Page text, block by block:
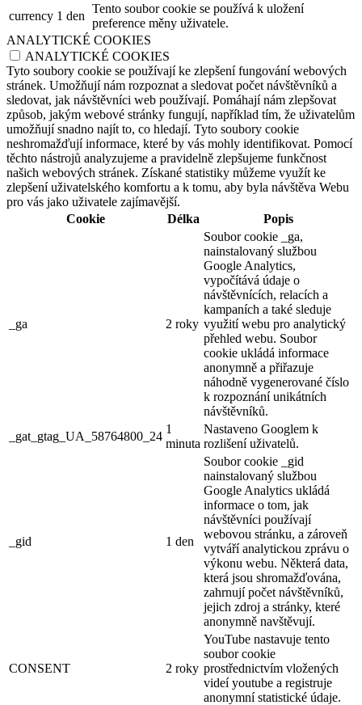
currency 1 den
Tento soubor cookie se používá k uložení
preference měny uživatele.
ANALYTICKÉ COOKIES
ANALYTICKÉ COOKIES
Tyto soubory cookie se používají ke zlepšení fungování webových
stránek. Umožňují nám rozpoznat a sledovat počet návštěvníků a
sledovat, jak návštěvníci web používají. Pomáhají nám zlepšovat
způsob, jakým webové stránky fungují, například tím, že uživatelům
umožňují snadno najít to, co hledají. Tyto soubory cookie
neshromažďují informace, které by vás mohly identifikovat. Pomocí
těchto nástrojů analyzujeme a pravidelně zlepšujeme funkčnost
našich webových stránek. Získané statistiky můžeme využít ke
zlepšení uživatelského komfortu a k tomu, aby byla návštěva Webu
pro vás jako uživatele zajímavější.
Cookie
Délka Popis
_ga 2 roky
Soubor cookie _ga,
nainstalovaný službou
Google Analytics,
vypočítává údaje o
návštěvnících, relacích a
kampaních a také sleduje
využití webu pro analytický
přehled webu. Soubor
cookie ukládá informace
anonymně a přiřazuje
náhodně vygenerované číslo
k rozpoznání unikátních
návštěvníků.
_gat_gtag_UA_58764800_24
1
minuta
Nastaveno Googlem k
rozlišení uživatelů.
_gid 1 den
Soubor cookie _gid
nainstalovaný službou
Google Analytics ukládá
informace o tom, jak
návštěvníci používají
webovou stránku, a zároveň
vytváří analytickou zprávu o
výkonu webu. Některá data,
která jsou shromažďována,
zahrnují počet návštěvníků,
jejich zdroj a stránky, které
anonymně navštěvují.
CONSENT 2 roky
YouTube nastavuje tento
soubor cookie
prostřednictvím vložených
videí youtube a registruje
anonymní statistické údaje.